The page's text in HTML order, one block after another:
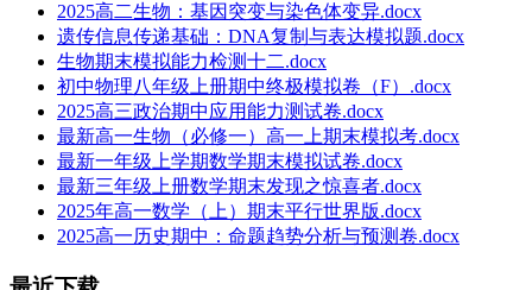
2025高二生物：基因突变与染色体变异.docx
遗传信息传递基础：DNA复制与表达模拟题.docx
生物期末模拟能力检测十二.docx
初中物理八年级上册期中终极模拟卷（F）.docx
2025高三政治期中应用能力测试卷.docx
最新高一生物（必修一）高一上期末模拟考.docx
最新一年级上学期数学期末模拟试卷.docx
最新三年级上册数学期末发现之惊喜者.docx
2025年高一数学（上）期末平行世界版.docx
2025高一历史期中：命题趋势分析与预测卷.docx